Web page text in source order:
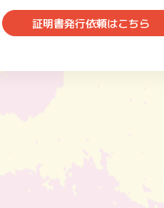
証明書発行依頼はこちら